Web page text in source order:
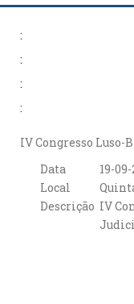
:
:
:
:
IV Congresso
Data
19-09-
Local
Descrição IV